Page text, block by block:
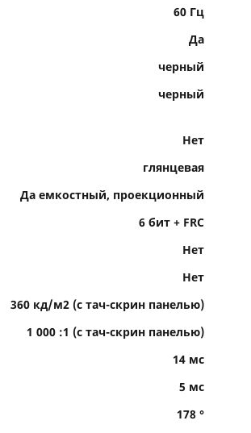
60 Гц
Да
черный
черный
Нет
глянцевая
Да емкостный, проекционный
6 бит + FRC
Нет
Нет
360 кд/м2 (с тач-скрин панелью)
1 000 :1 (с тач-скрин панелью)
14 мс
5 мс
178 °